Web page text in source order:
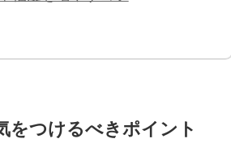
をつけるべきポイント